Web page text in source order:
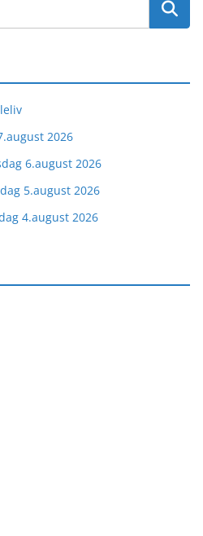
2026
6.august 2026
5.august 2026
4.august 2026